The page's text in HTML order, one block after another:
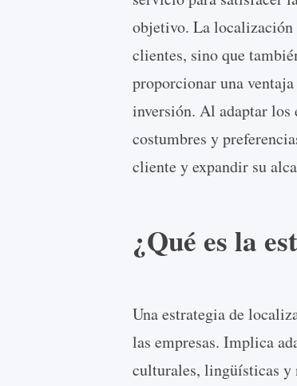
objetivo. La localización
clientes, sino que
proporcionar una
inversión. Al adaptar los
costumbres y
cliente y expandir su
¿Qué es la
Una estrategia de
las empresas. Implica
culturales, lingüísticas y